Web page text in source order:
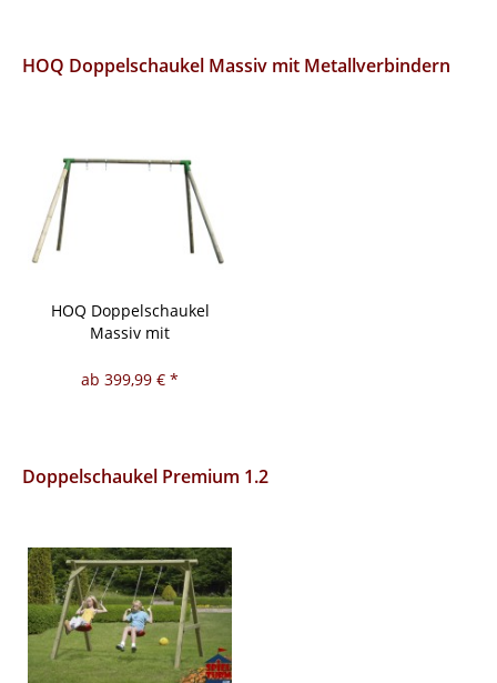
HOQ Doppelschaukel Massiv mit Metallverbindern
HOQ Doppelschaukel
Massiv mit
ab 399,99 € *
Doppelschaukel Premium 1.2